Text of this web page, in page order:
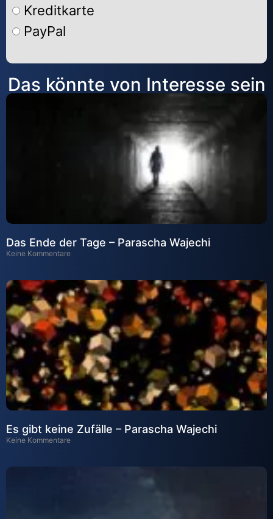
Kreditkarte
PayPal
Alternative:
Das könnte von Interesse sein
Das Ende der Tage – Parascha Wajechi
Keine Kommentare
Es gibt keine Zufälle – Parascha Wajechi
Keine Kommentare